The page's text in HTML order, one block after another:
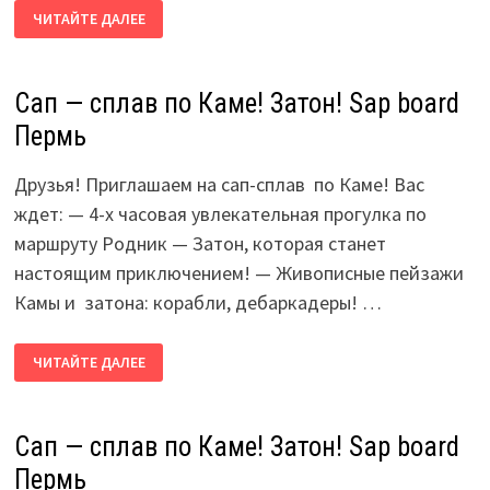
—
СПЛАВ
SAP
BOARD
ПЕРМЬ
ЧИТАЙТЕ ДАЛЕЕ
Сап — сплав по Каме! Затон! Sap board
Пермь
Друзья! Приглашаем на сап-сплав по Каме! Вас
ждет: — 4-х часовая увлекательная прогулка по
маршруту Родник — Затон, которая станет
настоящим приключением! — Живописные пейзажи
Камы и затона: корабли, дебаркадеры! …
—
СПЛАВ
SAP
BOARD
ПЕРМЬ
ЧИТАЙТЕ ДАЛЕЕ
Сап — сплав по Каме! Затон! Sap board
Пермь